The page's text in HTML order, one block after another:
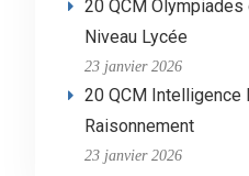
20 QCM
Niveau Lycée
23 janvier 2026
20 QCM Intelligence
Raisonnement
23 janvier 2026